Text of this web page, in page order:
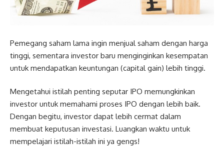
Pemegang saham lama ingin menjual saham dengan harga
tinggi, sementara investor baru menginginkan kesempatan
untuk mendapatkan keuntungan (capital gain) lebih tinggi.
Mengetahui istilah penting seputar IPO memungkinkan
investor untuk memahami proses IPO dengan lebih baik.
Dengan begitu, investor dapat lebih cermat dalam
membuat keputusan investasi. Luangkan waktu untuk
mempelajari istilah-istilah ini ya gengs!